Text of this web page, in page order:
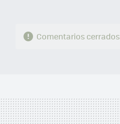
Comentarios cerrados